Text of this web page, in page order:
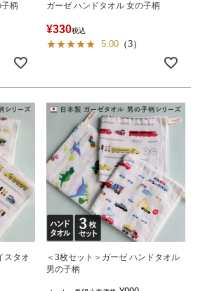
柄 ガーゼ ハンドタオル 女の子柄
¥330税込
5.00 （3）
スタオ
＜3枚セット＞ガーゼ ハンドタオル
男の子柄